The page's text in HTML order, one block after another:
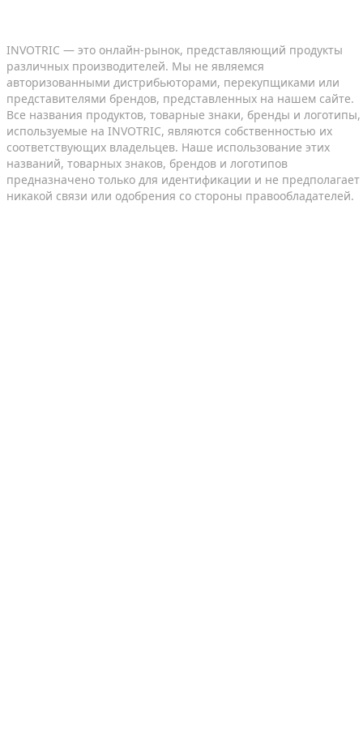
INVOTRIC — это онлайн-рынок, представляющий продукты
различных производителей. Мы не являемся
авторизованными дистрибьюторами, перекупщиками или
представителями брендов, представленных на нашем сайте.
Все названия продуктов, товарные знаки, бренды и логотипы,
используемые на INVOTRIC, являются собственностью их
соответствующих владельцев. Наше использование этих
названий, товарных знаков, брендов и логотипов
предназначено только для идентификации и не предполагает
никакой связи или одобрения со стороны правообладателей.